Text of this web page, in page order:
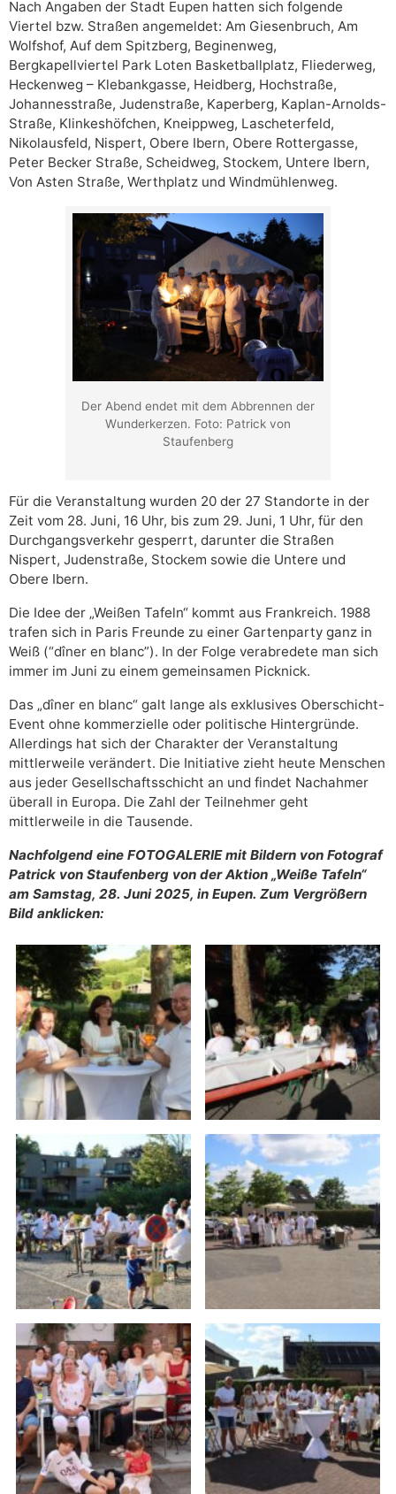
Nach Angaben der Stadt Eupen hatten sich folgende
Viertel bzw. Straßen angemeldet: Am Giesenbruch, Am
Wolfshof, Auf dem Spitzberg, Beginenweg,
Bergkapellviertel Park Loten Basketballplatz, Fliederweg,
Heckenweg – Klebankgasse, Heidberg, Hochstraße,
Johannesstraße, Judenstraße, Kaperberg, Kaplan-Arnolds-
Straße, Klinkeshöfchen, Kneippweg, Lascheterfeld,
Nikolausfeld, Nispert, Obere Ibern, Obere Rottergasse,
Peter Becker Straße, Scheidweg, Stockem, Untere Ibern,
Von Asten Straße, Werthplatz und Windmühlenweg.
Der Abend endet mit dem Abbrennen der
Wunderkerzen. Foto: Patrick von
Staufenberg
Für die Veranstaltung wurden 20 der 27 Standorte in der
Zeit vom 28. Juni, 16 Uhr, bis zum 29. Juni, 1 Uhr, für den
Durchgangsverkehr gesperrt, darunter die Straßen
Nispert, Judenstraße, Stockem sowie die Untere und
Obere Ibern.
Die Idee der „Weißen Tafeln“ kommt aus Frankreich. 1988
trafen sich in Paris Freunde zu einer Gartenparty ganz in
Weiß (“dîner en blanc”). In der Folge verabredete man sich
immer im Juni zu einem gemeinsamen Picknick.
Das „dîner en blanc“ galt lange als exklusives Oberschicht-
Event ohne kommerzielle oder politische Hintergründe.
Allerdings hat sich der Charakter der Veranstaltung
mittlerweile verändert. Die Initiative zieht heute Menschen
aus jeder Gesellschaftsschicht an und findet Nachahmer
überall in Europa. Die Zahl der Teilnehmer geht
mittlerweile in die Tausende.
Nachfolgend eine FOTOGALERIE mit Bildern von Fotograf
Patrick von Staufenberg von der Aktion „Weiße Tafeln“
am Samstag, 28. Juni 2025, in Eupen. Zum Vergrößern
Bild anklicken: